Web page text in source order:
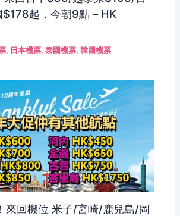
起，今朝9點 – HK
, 日本機票,泰國機票,韓國機票
來回機位 米子/宮崎/鹿兒島/岡